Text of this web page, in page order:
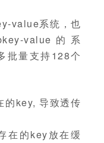
value系统，也
value的系
批量支持128个
的key, 导致透传
在的key放在缓